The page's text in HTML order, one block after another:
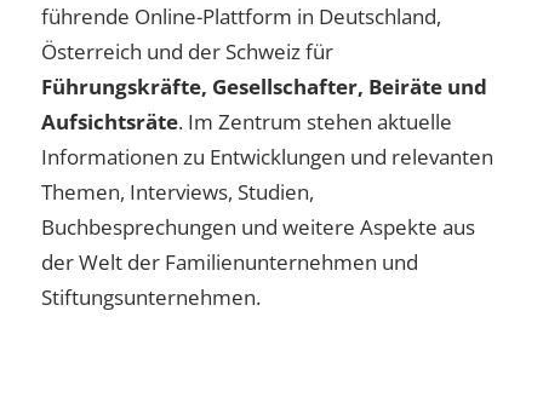
führende Online-Plattform in Deutschland,
Österreich und der Schweiz für
Führungskräfte, Gesellschafter, Beiräte und
Aufsichtsräte. Im Zentrum stehen aktuelle
Informationen zu Entwicklungen und relevanten
Themen, Interviews, Studien,
Buchbesprechungen und weitere Aspekte aus
der Welt der Familienunternehmen und
Stiftungsunternehmen.